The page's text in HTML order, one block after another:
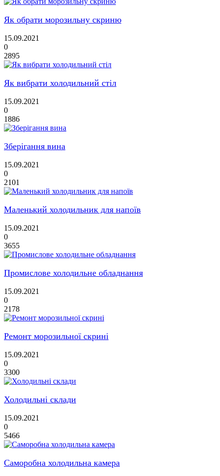
Як обрати морозильну скриню
15.09.2021
0
2895
Як вибрати холодильний стіл
15.09.2021
0
1886
Зберігання вина
15.09.2021
0
2101
Маленький холодильник для напоїв
15.09.2021
0
3655
Промислове холодильне обладнання
15.09.2021
0
2178
Ремонт морозильної скрині
15.09.2021
0
3300
Холодильні склади
15.09.2021
0
5466
Саморобна холодильна камера